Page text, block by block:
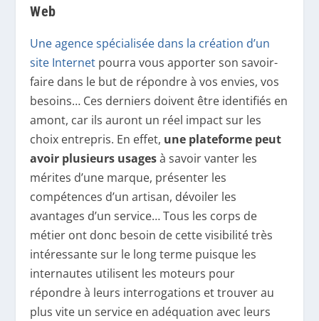
Web
Une agence spécialisée dans la création d’un
site Internet pourra vous apporter son savoir-
faire dans le but de répondre à vos envies, vos
besoins… Ces derniers doivent être identifiés en
amont, car ils auront un réel impact sur les
choix entrepris. En effet, une plateforme peut
avoir plusieurs usagesà savoir vanter les
mérites d’une marque, présenter les
compétences d’un artisan, dévoiler les
avantages d’un service… Tous les corps de
métier ont donc besoin de cette visibilité très
intéressante sur le long terme puisque les
internautes utilisent les moteurs pour
répondre à leurs interrogations et trouver au
plus vite un service en adéquation avec leurs